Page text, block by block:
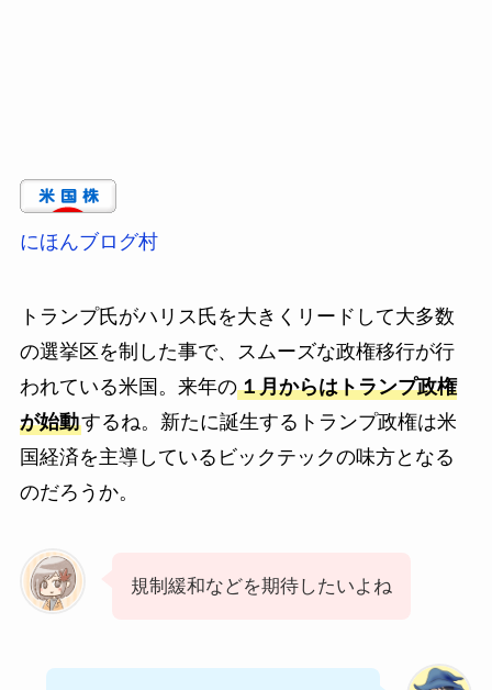
にほんブログ村
トランプ氏がハリス氏を大きくリードして大多数
の選挙区を制した事で、スムーズな政権移行が行
われている米国。来年の１月からはトランプ政権
が始動するね。新たに誕生するトランプ政権は米
国経済を主導しているビックテックの味方となる
のだろうか。
規制緩和などを期待したいよね